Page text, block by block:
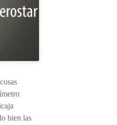
bien las